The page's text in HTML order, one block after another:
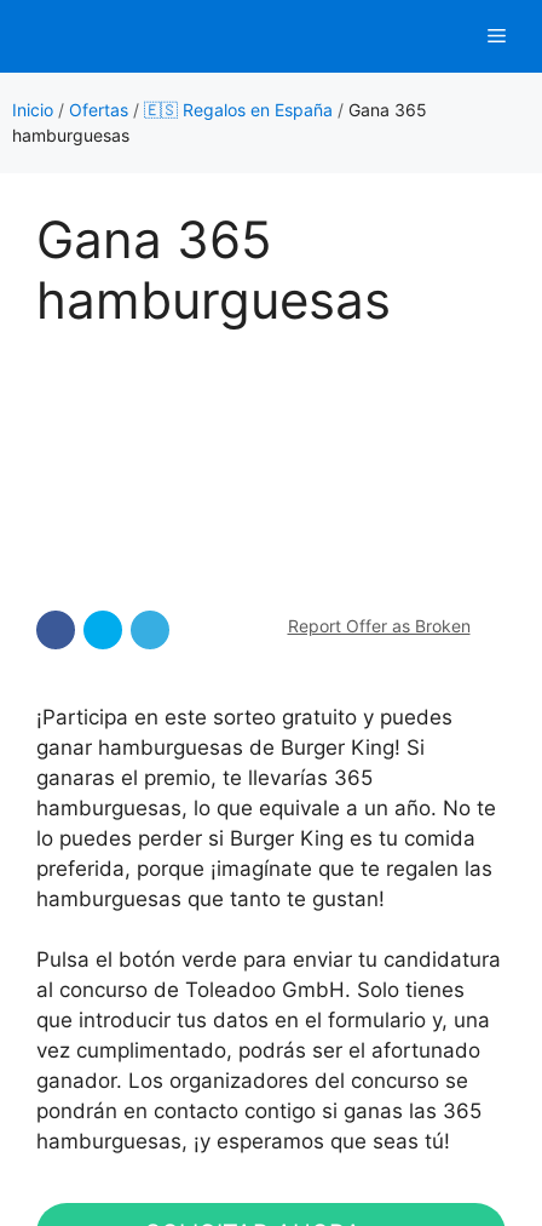
contenido
Inicio / Ofertas / 🇪🇸 Regalos en España / Gana 365
hamburguesas
Gana 365
hamburguesas
Report Offer as Broken
¡Participa en este sorteo gratuito y puedes
ganar hamburguesas de Burger King! Si
ganaras el premio, te llevarías 365
hamburguesas, lo que equivale a un año. No te
lo puedes perder si Burger King es tu comida
preferida, porque ¡imagínate que te regalen las
hamburguesas que tanto te gustan!
Pulsa el botón verde para enviar tu candidatura
al concurso de Toleadoo GmbH. Solo tienes
que introducir tus datos en el formulario y, una
vez cumplimentado, podrás ser el afortunado
ganador. Los organizadores del concurso se
pondrán en contacto contigo si ganas las 365
hamburguesas, ¡y esperamos que seas tú!